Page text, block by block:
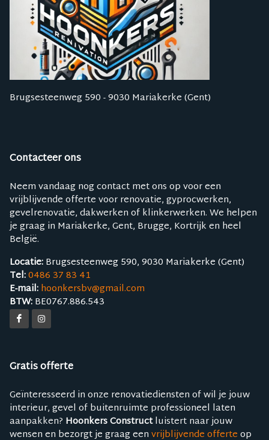
Brugsesteenweg 590 - 9030 Mariakerke (Gent)
Contacteer ons
Neem vandaag nog contact met ons op voor een
vrijblijvende offerte voor renovatie, gyprocwerken,
gevelrenovatie, dakwerken of klinkerwerken. We helpen
je graag in Mariakerke, Gent, Brugge, Kortrijk en heel
België.
Locatie:Brugsesteenweg 590, 9030 Mariakerke (Gent)
Tel:0486 37 83 41
E-mail:hoonkersbv@gmail.com
BTW:BE0767.886.543
Gratis offerte
Geïnteresseerd in onze renovatiediensten of wil je jouw
interieur, gevel of buitenruimte professioneel laten
aanpakken? Hoonkers Constructluistert naar jouw
wensen en bezorgt je graag eenvrijblijvende offerteop